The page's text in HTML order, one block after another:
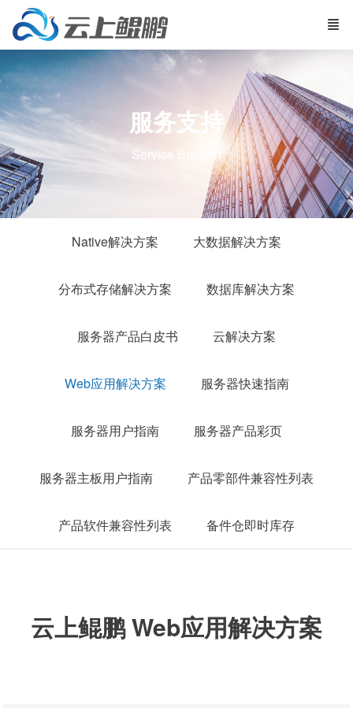
服务支持
Service Support
Native解决方案 大数据解决方案
分布式存储解决方案 数据库解决方案
服务器产品白皮书 云解决方案
Web应⽤解决⽅案 服务器快速指南
服务器用户指南 服务器产品彩页
服务器主板用户指南 产品零部件兼容性列表
产品软件兼容性列表 备件仓即时库存
云上鲲鹏 Web应⽤解决⽅案